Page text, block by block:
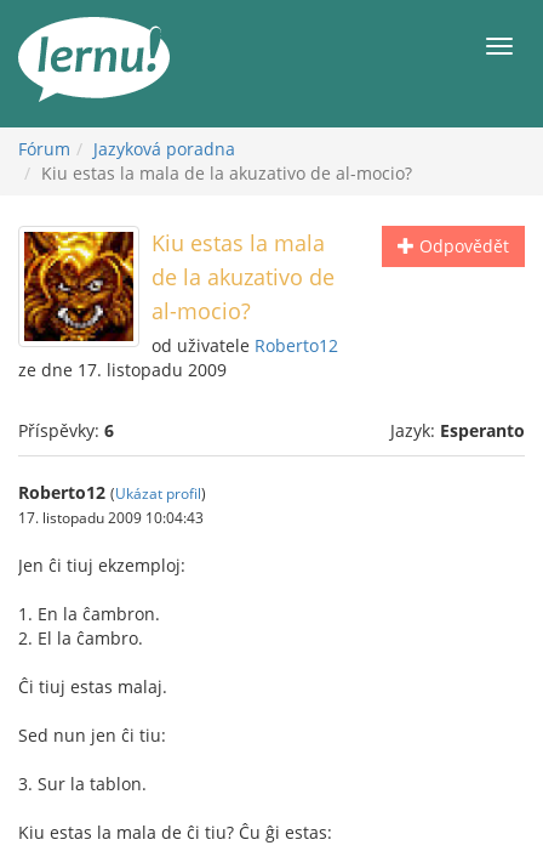
obsahu
Fórum
Jazyková poradna
Kiu estas la mala de la akuzativo de al-mocio?
Odpovědět
Kiu estas la mala
de la akuzativo de
al-mocio?
od uživatele Roberto12
ze dne 17. listopadu 2009
Příspěvky: 6 Jazyk: Esperanto
Roberto12 (Ukázat profil)
17. listopadu 2009 10:04:43
Jen ĉi tiuj ekzemploj:
1. En la ĉambron.
2. El la ĉambro.
Ĉi tiuj estas malaj.
Sed nun jen ĉi tiu:
3. Sur la tablon.
Kiu estas la mala de ĉi tiu? Ĉu ĝi estas: